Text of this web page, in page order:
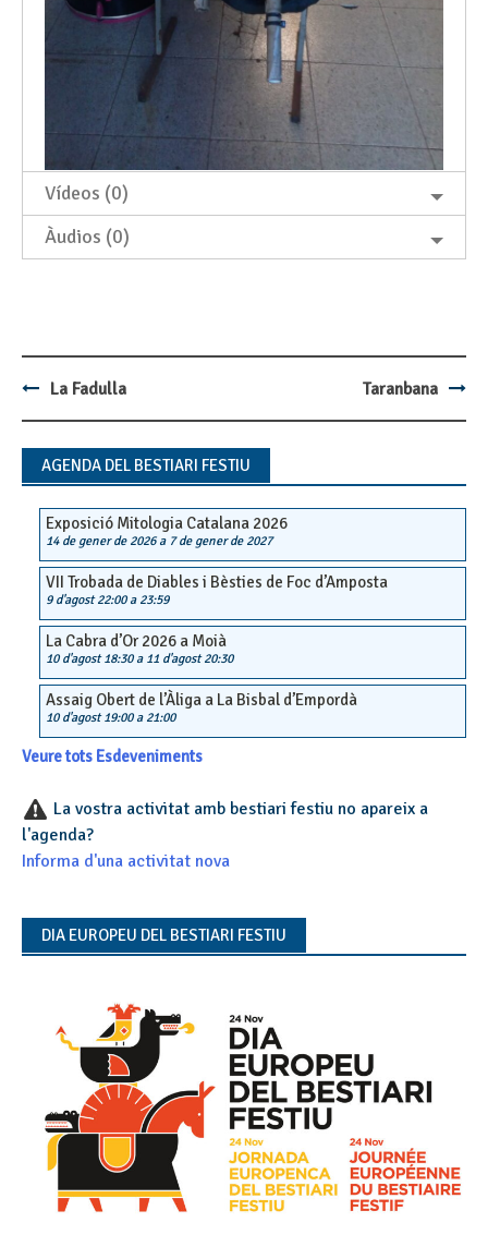
Vídeos (0)
Àudios (0)
Post
navigation
La Fadulla Taranbana
AGENDA DEL BESTIARI FESTIU
Exposició Mitologia Catalana 2026
14 de gener de 2026a 7 de gener de 2027
VII Trobada de Diables i Bèsties de Foc d’Amposta
9 d'agost 22:00a 23:59
La Cabra d’Or 2026 a Moià
10 d'agost 18:30a 11 d'agost 20:30
Assaig Obert de l’Àliga a La Bisbal d’Empordà
10 d'agost 19:00a 21:00
Veure tots Esdeveniments
La vostra activitat amb bestiari festiu no apareix a
l'agenda?
Informa d'una activitat nova
DIA EUROPEU DEL BESTIARI FESTIU